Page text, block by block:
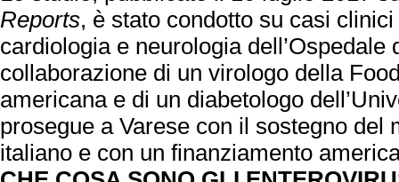
Reports, è stato condotto su casi
cardiologia e neurologia dell’Ospedale
collaborazione di un virologo della
americana e di un diabetologo
prosegue a Varese con il sostegno del
italiano e con un finanziamento